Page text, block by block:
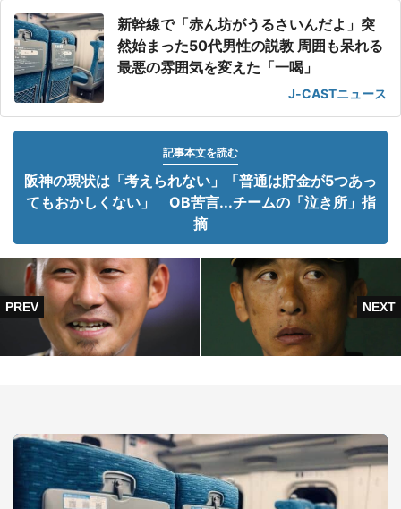
新幹線で「赤ん坊がうるさいんだよ」突
然始まった50代男性の説教 周囲も呆れる
最悪の雰囲気を変えた「一喝」
J-CASTニュース
記事本文を読む
阪神の現状は「考えられない」「普通は貯金が5つあっ
てもおかしくない」 OB苦言...チームの「泣き所」指
摘